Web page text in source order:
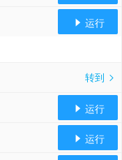
 运行
转到 
 运行
 运行